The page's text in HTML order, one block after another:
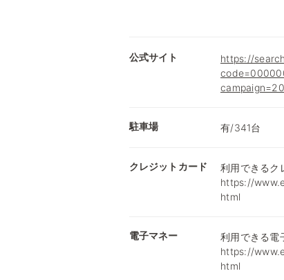
公式サイト
https://
駐車場 有/341台
クレジットカード
利用できるク
https://
html
電子マネー
利用できる電
https://
html